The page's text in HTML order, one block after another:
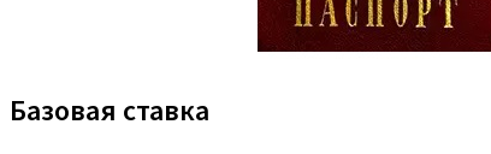
Базовая ставка